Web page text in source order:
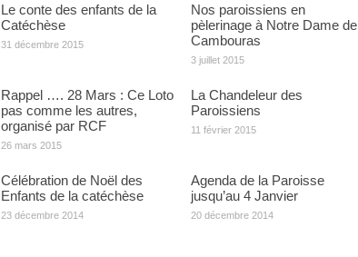
Le conte des enfants de la
Catéchèse
31 décembre 2015
Nos paroissiens en
pèlerinage à Notre Dame de
Cambouras
3 juillet 2015
Rappel …. 28 Mars : Ce Loto
pas comme les autres,
organisé par RCF
26 mars 2015
La Chandeleur des
Paroissiens
11 février 2015
Célébration de Noël des
Enfants de la catéchèse
23 décembre 2014
Agenda de la Paroisse
jusqu’au 4 Janvier
20 décembre 2014